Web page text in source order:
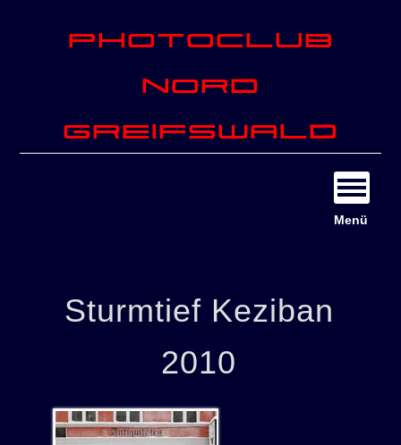
Photoclub
Nord
Greifswald
Menü
Sturmtief Keziban
2010